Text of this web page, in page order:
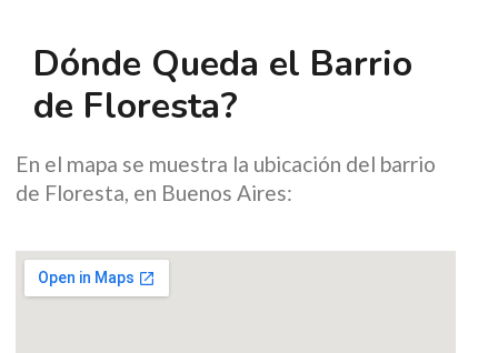
Dónde Queda el Barrio
de Floresta?
En el mapa se muestra la ubicación del barrio
de Floresta, en Buenos Aires: